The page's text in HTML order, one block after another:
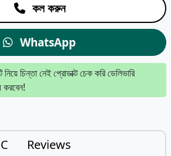
কল করুন
WhatsApp
চিন্তা নেই প্রোডাক্ট চেক করি ডেলিভারি
করবেন!
Reviews